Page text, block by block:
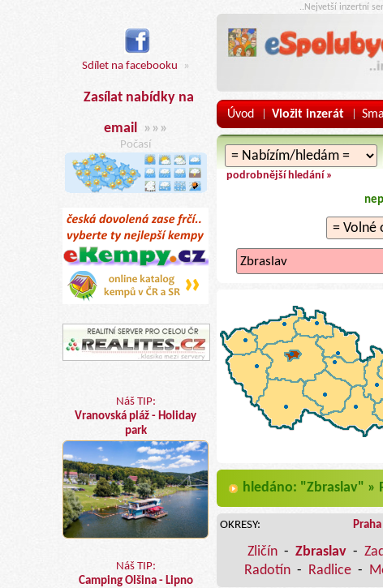
Sdílet na facebooku »
Zasílat nabídky na
email »»»
Počasí
Náš TIP:
Vranovská pláž - Holiday
park
Náš TIP:
Camping Olšina - Lipno
..Nejvetší inzertní
Úvod | Vložit inzerát |
podrobnější hledání »
hledáno: "Zbraslav" »
OKRESY:
Zličín - Zbraslav -
Radotín - Radlice -